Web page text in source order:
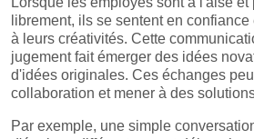
librement, ils se sentent en
à leurs créativités. Cette
jugement fait émerger des idées
d'idées originales. Ces échanges
collaboration et mener à des
Par exemple, une simple